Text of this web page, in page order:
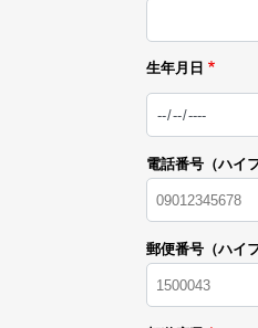
生年月日
日
付
電話番号（ハイ
郵便番号（ハイ